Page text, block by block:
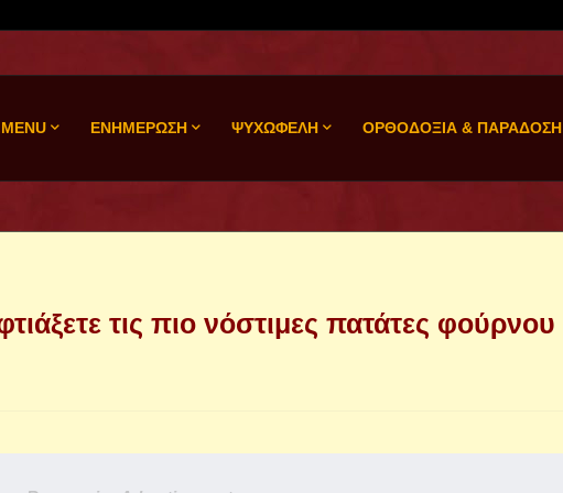
ΕΝΗΜΕΡΩΣΗ ΨΥΧΩΦΕΛΗ ΟΡΘΟΔΟΞΙΑ & ΠΑΡΑΔΟΣΗ
τις πιο νόστιμες πατάτες φούρνου